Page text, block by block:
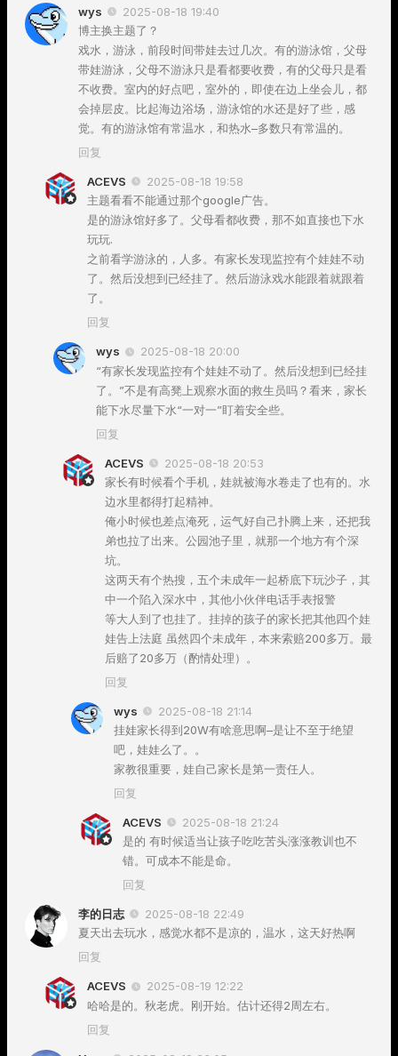
wys
2025-08-18 19:40
博主换主题了？
戏水，游泳，前段时间带娃去过几次。有的游泳馆，父母
带娃游泳，父母不游泳只是看都要收费，有的父母只是看
不收费。室内的好点吧，室外的，即使在边上坐会儿，都
会掉层皮。比起海边浴场，游泳馆的水还是好了些，感
觉。有的游泳馆有常温水，和热水–多数只有常温的。
回复
ACEVS
2025-08-18 19:58
主题看看不能通过那个google广告。
是的游泳馆好多了。父母看都收费，那不如直接也下水
玩玩.
之前看学游泳的，人多。有家长发现监控有个娃娃不动
了。然后没想到已经挂了。然后游泳戏水能跟着就跟着
了。
回复
wys
2025-08-18 20:00
“有家长发现监控有个娃娃不动了。然后没想到已经挂
了。”不是有高凳上观察水面的救生员吗？看来，家长
能下水尽量下水“一对一”盯着安全些。
回复
ACEVS
2025-08-18 20:53
家长有时候看个手机，娃就被海水卷走了也有的。水
边水里都得打起精神。
俺小时候也差点淹死，运气好自己扑腾上来，还把我
弟也拉了出来。公园池子里，就那一个地方有个深
坑。
这两天有个热搜，五个未成年一起桥底下玩沙子，其
中一个陷入深水中，其他小伙伴电话手表报警
等大人到了也挂了。挂掉的孩子的家长把其他四个娃
娃告上法庭 虽然四个未成年，本来索赔200多万。最
后赔了20多万（酌情处理）。
回复
wys
2025-08-18 21:14
挂娃家长得到20W有啥意思啊–是让不至于绝望
吧，娃娃么了。。
家教很重要，娃自己家长是第一责任人。
回复
ACEVS
2025-08-18 21:24
是的 有时候适当让孩子吃吃苦头涨涨教训也不
错。可成本不能是命。
回复
李的日志
2025-08-18 22:49
夏天出去玩水，感觉水都不是凉的，温水，这天好热啊
回复
ACEVS
2025-08-19 12:22
哈哈是的。秋老虎。刚开始。估计还得2周左右。
回复